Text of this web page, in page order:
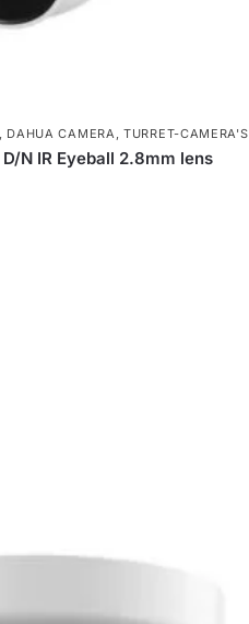
, DAHUA CAMERA,TURRET-CAMERA'S
N IR Eyeball 2.8mm lens